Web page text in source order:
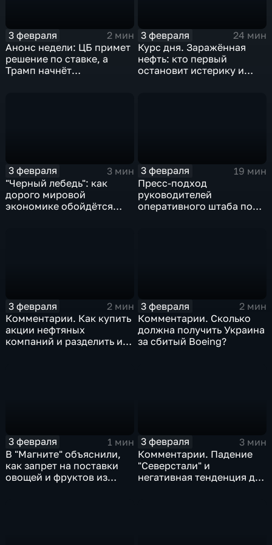
3 февраля
2 мин
Анонс недели: ЦБ примет
решение по ставке, а
Трамп начнёт
3 февраля
24 мин
Курс дня. Заражённая
нефть: кто первый
остановит истерику и
3 февраля
3 мин
"Черный лебедь": как
дорого мировой
экономике обойдётся
3 февраля
19 мин
Пресс-подход
руководителей
оперативного штаба по
3 февраля
2 мин
Комментарии. Как купить
акции нефтяных
компаний и разделить их
3 февраля
2 мин
Комментарии. Сколько
должна получить Украина
за сбитый Boeing?
3 февраля
1 мин
В "Магните" объяснили,
как запрет на поставки
овощей и фруктов из
3 февраля
3 мин
Комментарии. Падение
"Северстали" и
негативная тенденция для